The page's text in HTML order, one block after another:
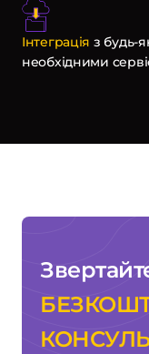
Інтеграція з будь-
необхідними